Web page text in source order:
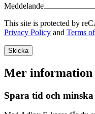
Meddelande
This site is protected by
Privacy Policy and Terms
Skicka
Mer information
Spara tid och minska